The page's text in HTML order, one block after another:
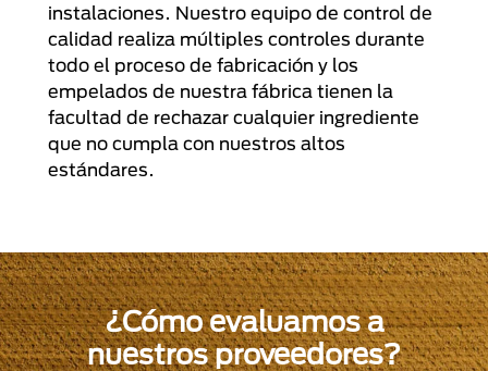
instalaciones. Nuestro equipo de control de
calidad realiza múltiples controles durante
todo el proceso de fabricación y los
empelados de nuestra fábrica tienen la
facultad de rechazar cualquier ingrediente
que no cumpla con nuestros altos
estándares.
¿Cómo evaluamos a
nuestros proveedores?